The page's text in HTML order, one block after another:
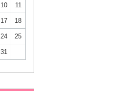
10 11
17 18
24 25
31